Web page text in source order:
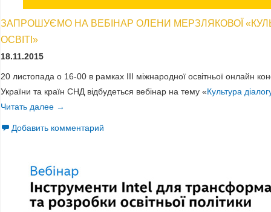
ЗАПРОШУЄМО НА ВЕБІНАР ОЛЕНИ МЕРЗЛЯКОВОЇ
ОСВІТІ»
18.11.2015
20 листопада о 16-00 в рамках ІІI міжнародної освітньої онлайн
України та країн СНД відбудеться вебінар на тему «Культура
Читать далее Запрошуємо на вебінар Олени Мерзлякової «Культура
→
Добавить комментарий